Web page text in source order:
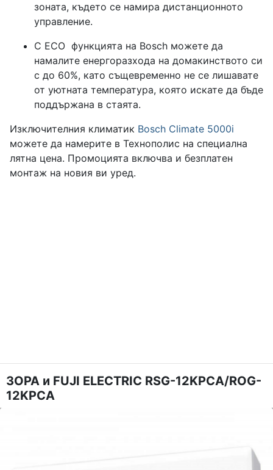
зоната, където се намира дистанционното
управление.
С ЕCO функцията на Bosch можете да
намалите енергоразхода на домакинството си
с до 60%, като същевременно не се лишавате
от уютната температура, която искате да бъде
поддържана в стаята.
Изключителния климатик Bosch Climate 5000i
можете да намерите в Технополис на специална
лятна цена. Промоцията включва и безплатен
монтаж на новия ви уред.
ЗОРА и FUJI ELECTRIC RSG-12KPCA/ROG-
12KPCA